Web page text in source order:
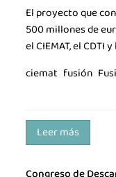
El proyecto que
500 millones de
el CIEMAT, el CDTI
ciemat fusión
Leer más